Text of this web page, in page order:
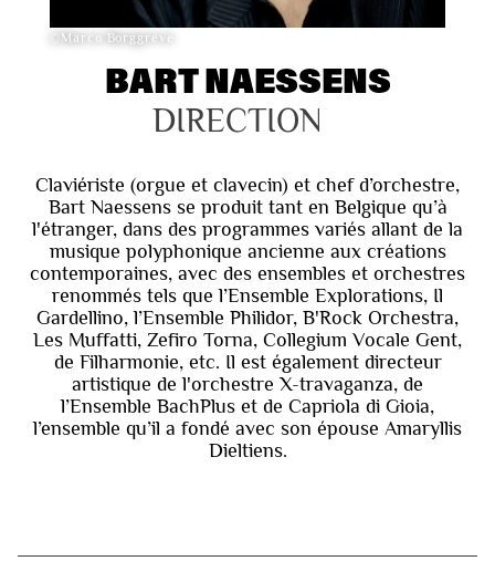
©Marco Borggreve
BART NAESSENS
DIRECTION
Claviériste (orgue et clavecin) et chef d’orchestre,
Bart Naessens se produit tant en Belgique qu’à
l'étranger, dans des programmes variés allant de la
musique polyphonique ancienne aux créations
contemporaines, avec des ensembles et orchestres
renommés tels que l’Ensemble Explorations, Il
Gardellino, l’Ensemble Philidor, B'Rock Orchestra,
Les Muffatti, Zefiro Torna, Collegium Vocale Gent,
de Filharmonie, etc. Il est également directeur
artistique de l'orchestre X-travaganza, de
l’Ensemble BachPlus et de Capriola di Gioia,
l’ensemble qu’il a fondé avec son épouse Amaryllis
Dieltiens.